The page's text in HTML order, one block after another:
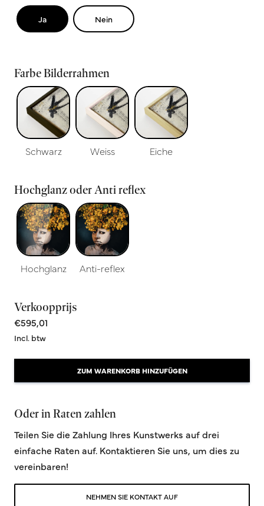
Ja Nein
Farbe Bilderrahmen
Schwarz Weiss Eiche
Hochglanz oder Anti reflex
Hochglanz Anti-reflex
Verkoopprijs
€595,01
Incl. btw
ZUM WARENKORB HINZUFÜGEN
Oder in Raten zahlen
Teilen Sie die Zahlung Ihres Kunstwerks auf drei
einfache Raten auf. Kontaktieren Sie uns, um dies zu
vereinbaren!
NEHMEN SIE KONTAKT AUF